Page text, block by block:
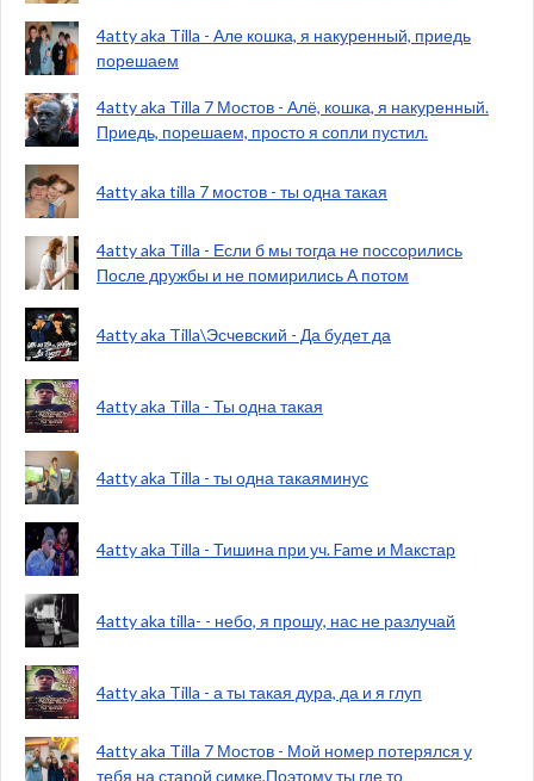
4atty aka Tilla - Але кошка, я накуренный, приедь
порешаем
4atty aka Tilla 7 Мостов - Алё, кошка, я накуренный.
Приедь, порешаем, просто я сопли пустил.
4atty aka tilla 7 мостов - ты одна такая
4atty aka Tilla - Если б мы тогда не поссорились
После дружбы и не помирились А потом
4atty aka Tilla\Эсчевский - Да будет да
4atty aka Tilla - Ты одна такая
4atty aka Tilla - ты одна такаяминус
4atty aka Tilla - Тишина при уч. Fame и Макстар
4atty aka tilla- - небо, я прошу, нас не разлучай
4atty aka Tilla - а ты такая дура, да и я глуп
4atty aka Tilla 7 Мостов - Мой номер потерялся у
тебя на старой симке,Поэтому ты где то